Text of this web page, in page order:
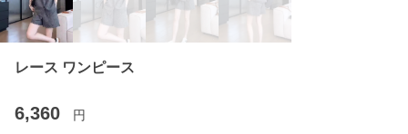
レース ワンピース
6,360 円